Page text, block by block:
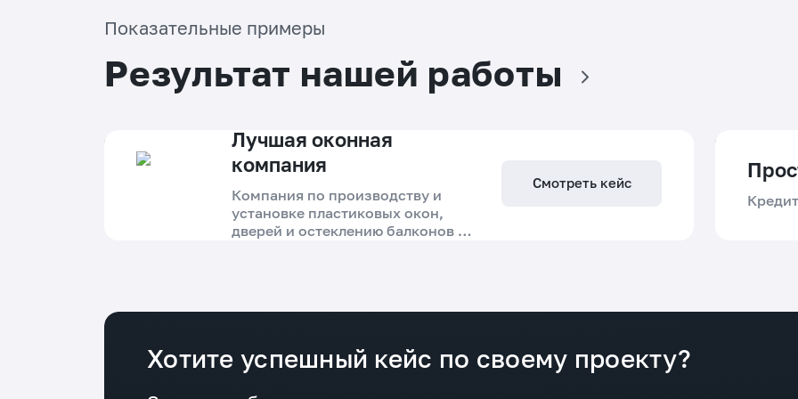
Показательные примеры
Результат нашей работы
Лучшая оконная
компания
Компания по производству и
установке пластиковых окон,
дверей и остеклению балконов в
Смотреть кейс
Несмотря на лидерство в регионе и
привлекал клиентов из поиска:
разрозненная структура не
Мы разработали новый сайт как
пересобрали SEO-архитектуру под
спрос, создали более 100
Хотите успешный кейс по своему проекту?